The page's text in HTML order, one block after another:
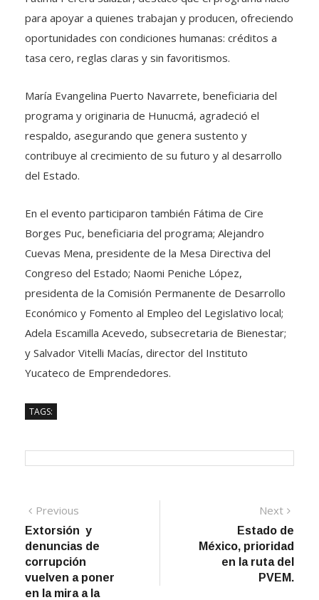
para apoyar a quienes trabajan y producen, ofreciendo
oportunidades con condiciones humanas: créditos a
tasa cero, reglas claras y sin favoritismos.
María Evangelina Puerto Navarrete, beneficiaria del
programa y originaria de Hunucmá, agradeció el
respaldo, asegurando que genera sustento y
contribuye al crecimiento de su futuro y al desarrollo
del Estado.
En el evento participaron también Fátima de Cire
Borges Puc, beneficiaria del programa; Alejandro
Cuevas Mena, presidente de la Mesa Directiva del
Congreso del Estado; Naomi Peniche López,
presidenta de la Comisión Permanente de Desarrollo
Económico y Fomento al Empleo del Legislativo local;
Adela Escamilla Acevedo, subsecretaria de Bienestar;
y Salvador Vitelli Macías, director del Instituto
Yucateco de Emprendedores.
TAGS:
Navegación
de
entradas
Previous
post:
Extorsión y
denuncias de
corrupción
vuelven a poner
en la mira a la
Next
Estado de
México, prioridad
en la ruta del
PVEM.